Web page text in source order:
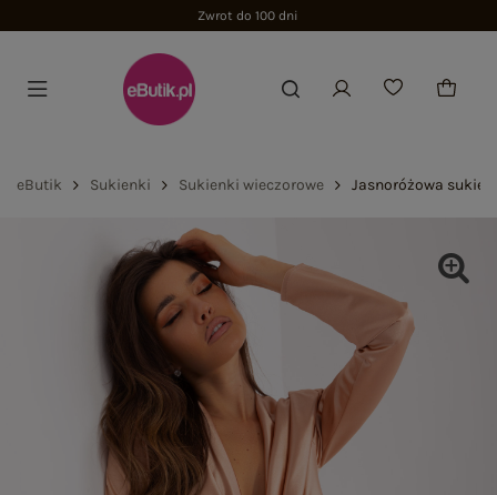
Zwrot do 100 dni
eButik Sukienki Sukienki wieczorowe Jasnoróżowa